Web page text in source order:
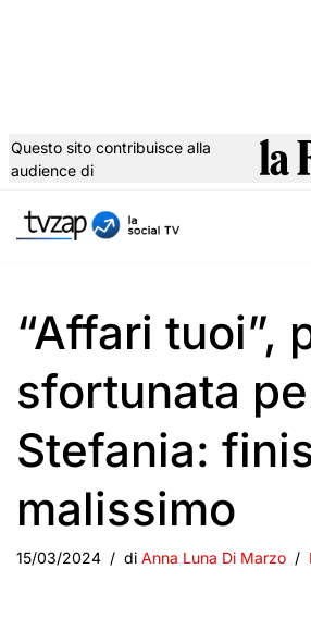
al
Questo sito contribuisce alla
audience di
“Affari tuoi”,
sfortunata
Stefania:
malissimo
15/03/2024 di Anna Luna Di Marzo